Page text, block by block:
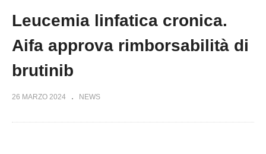
Leucemia linfatica cronica.
Aifa approva rimborsabilità di
brutinib
26 MARZO 2024 NEWS